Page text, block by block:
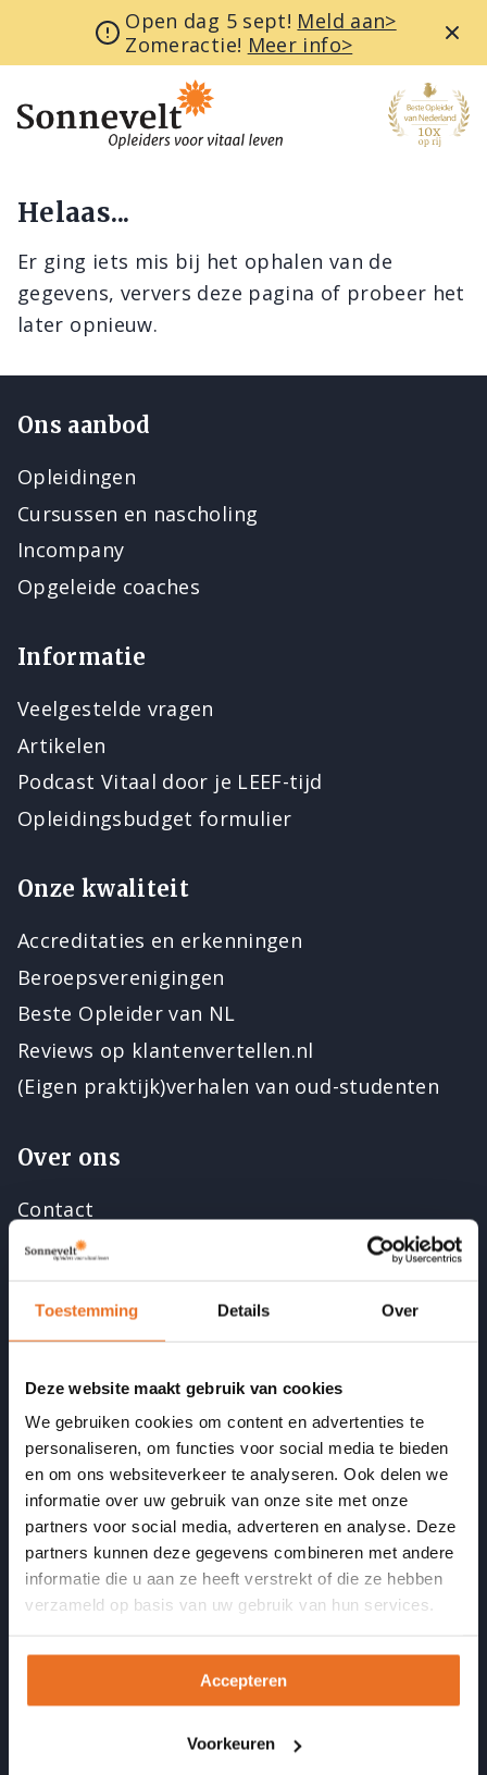
Toestemming Details Over
Deze website maakt gebruik van cookies
We gebruiken cookies om content en advertenties te
personaliseren, om functies voor social media te bieden
en om ons websiteverkeer te analyseren. Ook delen we
informatie over uw gebruik van onze site met onze
partners voor social media, adverteren en analyse. Deze
partners kunnen deze gegevens combineren met andere
informatie die u aan ze heeft verstrekt of die ze hebben
verzameld op basis van uw gebruik van hun services.
Accepteren
Voorkeuren
Open dag 5 sept! Meld aan>
Zomeractie! Meer info>
Helaas...
Er ging iets mis bij het ophalen van de
gegevens, ververs deze pagina of probeer het
later opnieuw.
Ons aanbod
Opleidingen
Cursussen en nascholing
Incompany
Opgeleide coaches
Informatie
Veelgestelde vragen
Artikelen
Podcast Vitaal door je LEEF-tijd
Opleidingsbudget formulier
Onze kwaliteit
Accreditaties en erkenningen
Beroepsverenigingen
Beste Opleider van NL
Reviews op klantenvertellen.nl
(Eigen praktijk)verhalen van oud-studenten
Over ons
Contact
Open dagen
Docenten
Acties
Blijf op de hoogte
LinkedIN
Instagram
Facebook
TwitterYouTube
Meld je aan en ontvang twee
keer per maand een inspirerende
mail met interessante artikelen,